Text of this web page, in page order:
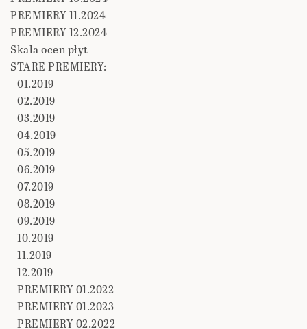
PREMIERY 11.2024
PREMIERY 12.2024
Skala ocen płyt
STARE PREMIERY:
01.2019
02.2019
03.2019
04.2019
05.2019
06.2019
07.2019
08.2019
09.2019
10.2019
11.2019
12.2019
PREMIERY 01.2022
PREMIERY 01.2023
PREMIERY 02.2022